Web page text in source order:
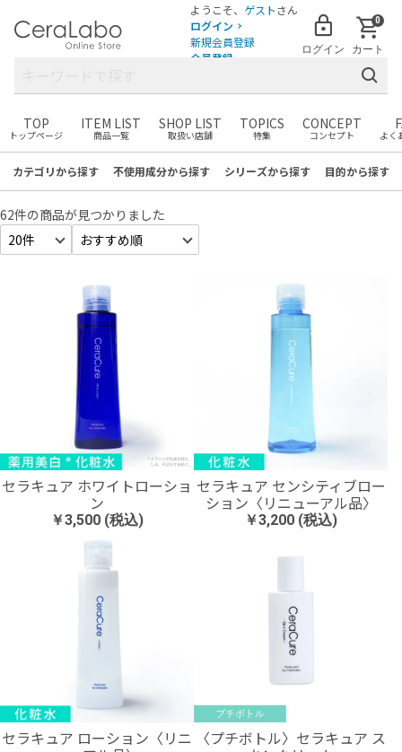
ようこそ、 ゲストさん
ログイン
新規会員登録
会員登録
ログイン カート
0
まだカートに商品がありません。
カートに追加しましょう！
TOP
トップページ
ITEM LIST
商品一覧
SHOP LIST
取扱い店舗
TOPICS
特集
CONCEPT
コンセプト よく
カテゴリから探す 不使用成分から探す シリーズから探す 目的から探す
62件の商品が見つかりました
セラキュア ホワイトローショ
ン
￥3,500 (税込)
セラキュア センシティブロー
ション〈リニューアル品〉
￥3,200 (税込)
セラキュア ローション〈リニ 〈プチボトル〉セラキュア ス